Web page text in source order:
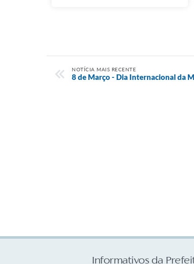
NOTÍCIA MAIS RECENTE
8 de Março - Dia Internacional da
Informativos da